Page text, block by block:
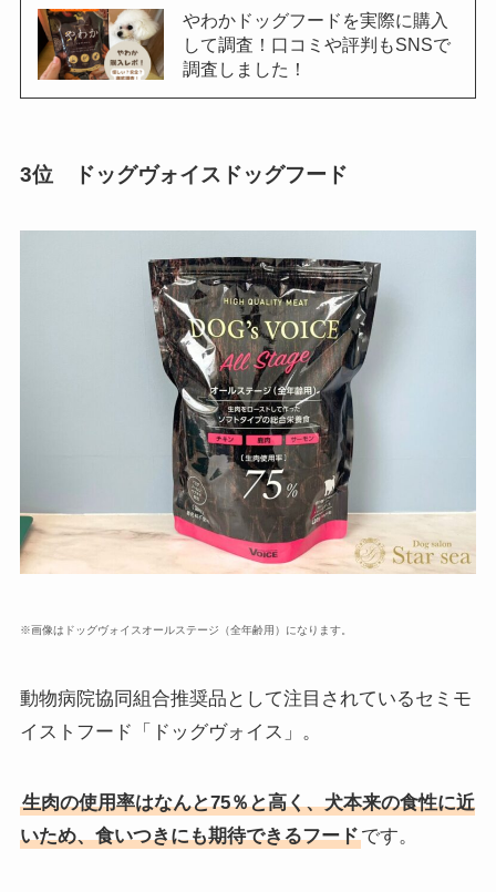
やわかドッグフードを実際に購入
して調査！口コミや評判もSNSで
調査しました！
3位 ドッグヴォイスドッグフード
※画像はドッグヴォイスオールステージ（全年齢用）になります。
動物病院協同組合推奨品として注目されているセミモ
イストフード「ドッグヴォイス」。
生肉の使用率はなんと75％と高く、犬本来の食性に近
いため、食いつきにも期待できるフードです。